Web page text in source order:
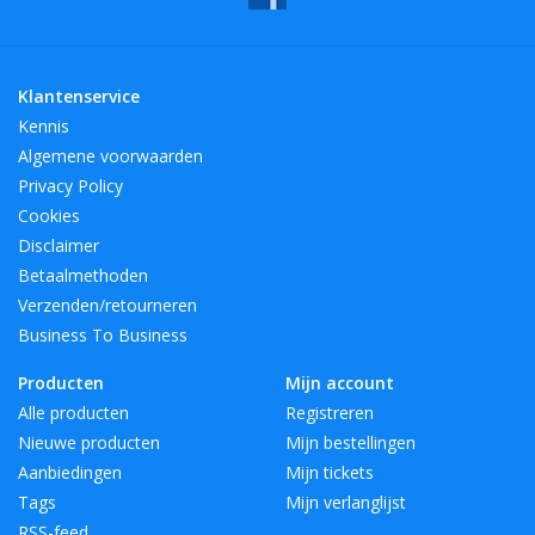
breng een ongeëvenaarde verfijning in uw momenten van delen.
prullenbakken recyclen.
kleuren: Wit
Materialen: Glas, Glas
merk: AULICA
SKU: 905820
Klantenservice
Kennis
Algemene voorwaarden
Privacy Policy
Cookies
Disclaimer
Betaalmethoden
Verzenden/retourneren
Business To Business
Producten
Alle producten
Nieuwe producten
Aanbiedingen
Tags
Mijn account
Registreren
Mijn bestellingen
Mijn tickets
Mijn verlanglijst